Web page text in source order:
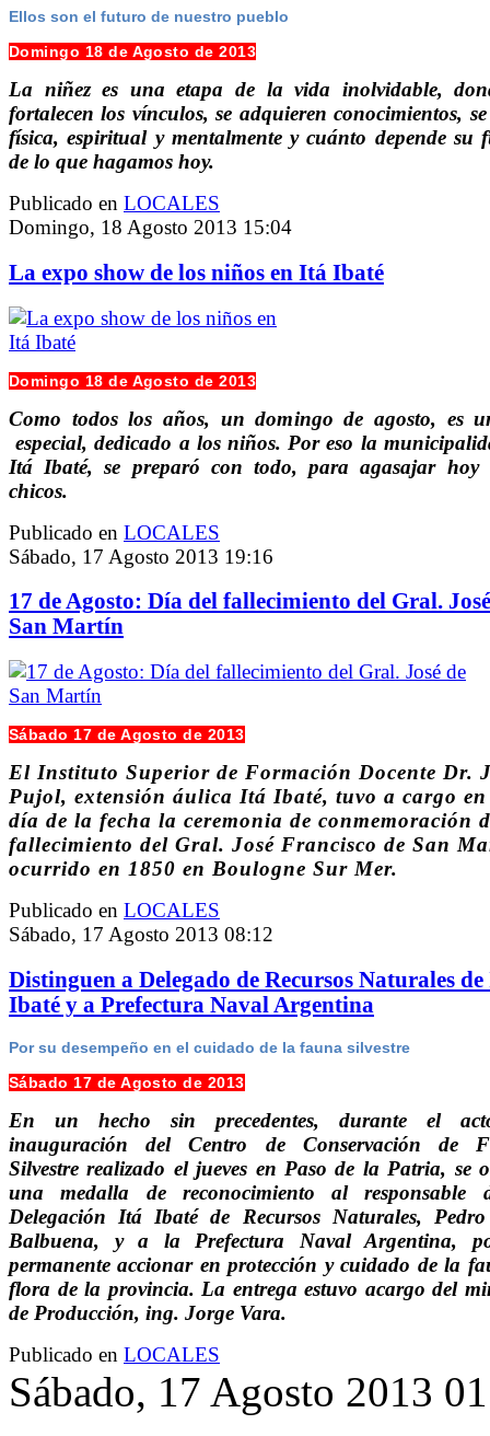
Ellos son el futuro de nuestro pueblo
Domingo 18 de Agosto de 2013
La niñez es una etapa de la vida inolvidable,
fortalecen los vínculos, se adquieren conocimientos, se
física, espiritual y mentalmente y cuánto depende su
de lo que hagamos hoy.
Publicado en LOCALES
Domingo, 18 Agosto 2013 15:04
La expo show de los niños en Itá Ibaté
Domingo 18 de Agosto de 2013
Como todos los años, un domingo de agosto, es
especial, dedicado a los niños. Por eso la
Itá Ibaté, se preparó con todo, para agasajar hoy
chicos.
Publicado en LOCALES
Sábado, 17 Agosto 2013 19:16
17 de Agosto: Día del fallecimiento del Gral.
San Martín
Sábado 17 de Agosto de 2013
El Instituto Superior de Formación Docente Dr.
Pujol, extensión áulica Itá Ibaté, tuvo a cargo
día de la fecha la ceremonia de conmemoración
fallecimiento del Gral. José Francisco de San
ocurrido en 1850 en Boulogne Sur Mer.
Publicado en LOCALES
Sábado, 17 Agosto 2013 08:12
Distinguen a Delegado de Recursos Naturales
Ibaté y a Prefectura Naval Argentina
Por su desempeño en el cuidado de la fauna silvestre
Sábado 17 de Agosto de 2013
En un hecho sin precedentes, durante el
inauguración del Centro de Conservación de
Silvestre realizado el jueves en Paso de la Patria, se
una medalla de reconocimiento al responsable
Delegación Itá Ibaté de Recursos Naturales,
Balbuena, y a la Prefectura Naval Argentina,
permanente accionar en protección y cuidado de la
flora de la provincia. La entrega estuvo acargo del
de Producción, ing. Jorge Vara.
Publicado en LOCALES
Sábado, 17 Agosto 2013